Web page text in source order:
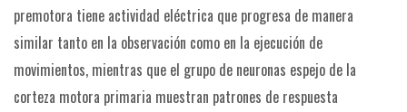
premotora tiene actividad eléctrica que progresa de manera
similar tanto en la observación como en la ejecución de
movimientos, mientras que el grupo de neuronas espejo de la
corteza motora primaria muestran patrones de respuesta